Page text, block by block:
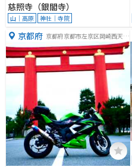
慈照寺（銀閣寺）
山｜高原 神社｜寺院
京都府 京都府京都市左京区岡崎西天王
町９７